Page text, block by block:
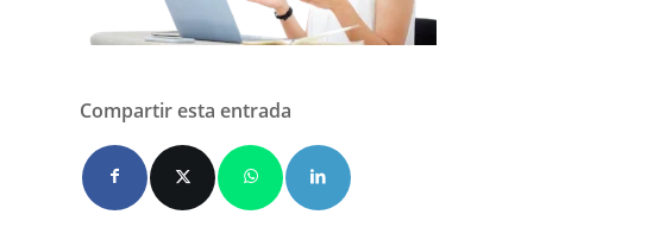
Compartir esta entrada